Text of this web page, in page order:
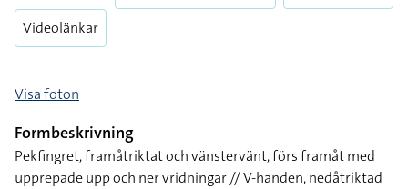
Videolänkar
Visa foton
Formbeskrivning
Pekfingret, framåtriktat och vänstervänt, förs framåt med
upprepade upp och ner vridningar // V-handen, nedåtriktad